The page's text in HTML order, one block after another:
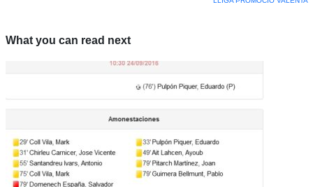
What you can read next